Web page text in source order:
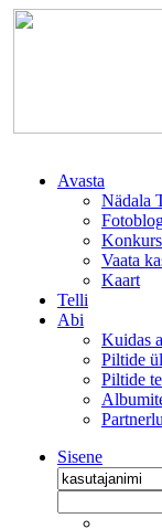
Avasta
Nädala
Vaata
Kaart
Telli
Abi
Kuidas
Piltide
Piltide
Sisene